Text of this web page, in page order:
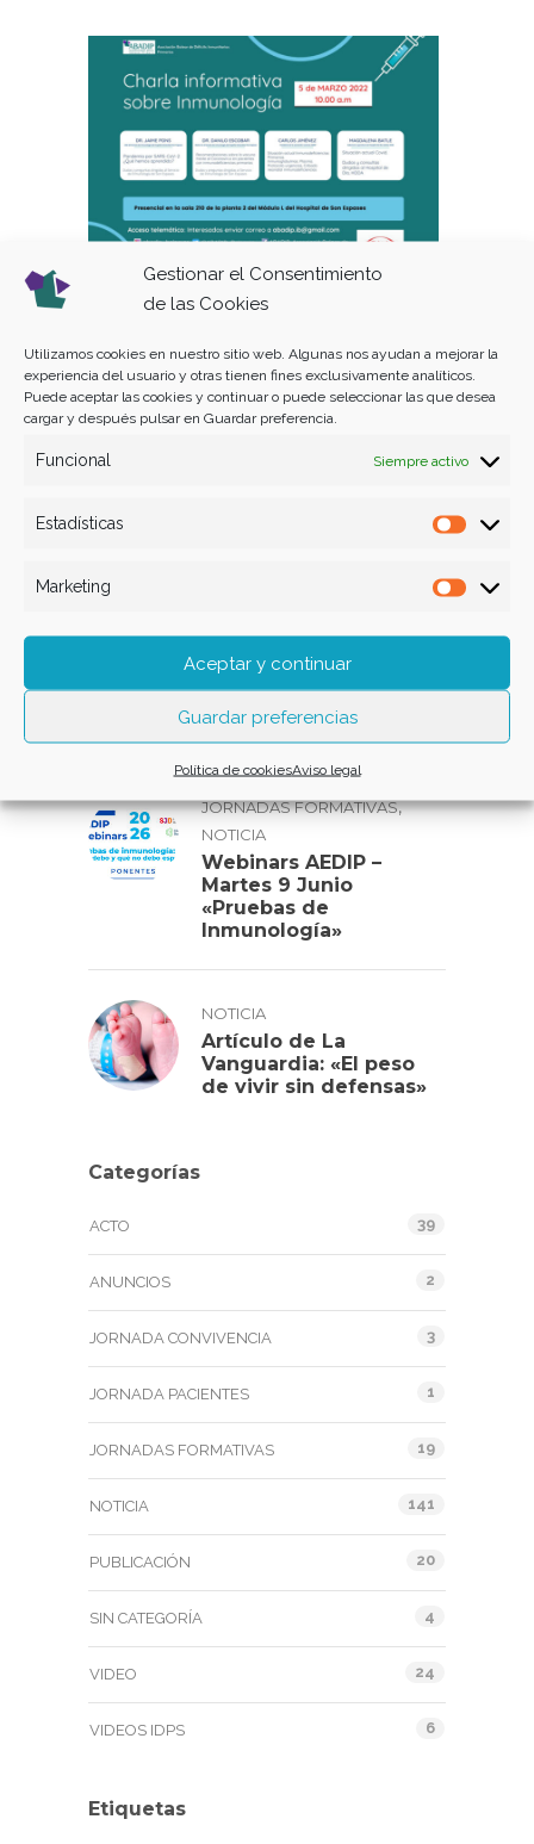
Gestionar el Consentimiento
de las Cookies
Utilizamos cookies en nuestro sitio web. Algunas nos ayudan a mejorar la
experiencia del usuario y otras tienen fines exclusivamente analíticos.
Puede aceptar las cookies y continuar o puede seleccionar las que desea
cargar y después pulsar en Guardar preferencia.
Funcional Siempre activo
Estadísticas
Marketing
Aceptar y continuar
Guardar preferencias
Política de cookiesAviso legal
Charla informativa sobre
Inmunología
ACTO,NOTICIA
V Jornada de Difusió i
Avenços en les
Primàries (IDP)
JORNADAS FORMATIVAS,
NOTICIA
Webinars AEDIP –
Martes 9 Junio
«Pruebas de
Inmunología»
NOTICIA
Artículo de La
Vanguardia: «El peso
de vivir sin defensas»
Categorías
ACTO 39
ANUNCIOS 2
JORNADA CONVIVENCIA 3
JORNADA PACIENTES 1
JORNADAS FORMATIVAS 19
NOTICIA 141
PUBLICACIÓN 20
SIN CATEGORÍA 4
VIDEO 24
VIDEOS IDPS 6
Etiquetas